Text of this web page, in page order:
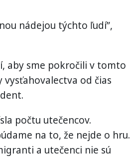
nádejou týchto ľudí”,
aby sme pokročili v tomto
vysťahovalectva od čias
počtu utečencov.
na to, že nejde o hru.
a utečenci nie sú